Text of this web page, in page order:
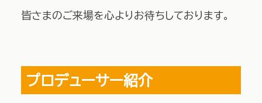
皆さまのご来場を心よりお待ちしております。
プロデューサー紹介